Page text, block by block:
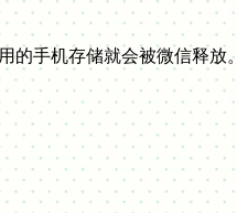
手机存储就会被微信释放。